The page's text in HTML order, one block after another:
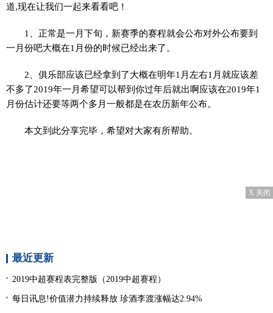
道,现在让我们一起来看看吧！
1、正常是一月下旬，新赛季的赛程就会公布对外公布要到
一月份吧大概在1月份的时候已经出来了。
2、俱乐部应该已经拿到了大概在明年1月左右1月就应该差
不多了2019年一月希望可以帮到你过年后就出啊应该在2019年1
月份估计还要等两个多月一般都是在农历新年公布。
本文到此分享完毕，希望对大家有所帮助。
X 关闭
最近更新
2019中超赛程表完整版（2019中超赛程）
每日讯息!价值潜力持续释放 珍酒李渡涨幅达2.94%